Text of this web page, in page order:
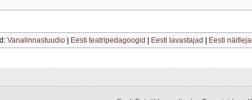
Vanalinnastuudio Eesti teatripedagoogid Eesti lavastajad Eesti